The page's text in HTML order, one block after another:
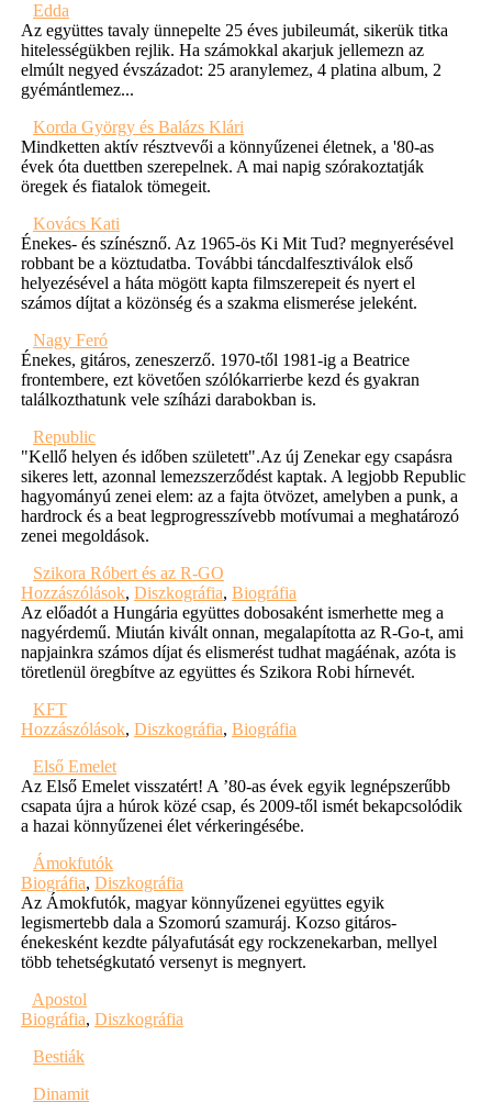
Edda
Az együttes tavaly ünnepelte 25 éves jubileumát, sikerük titka
hitelességükben rejlik. Ha számokkal akarjuk jellemezn az
elmúlt negyed évszázadot: 25 aranylemez, 4 platina album, 2
gyémántlemez...
Korda György és Balázs Klári
Mindketten aktív résztvevői a könnyűzenei életnek, a '80-as
évek óta duettben szerepelnek. A mai napig szórakoztatják
öregek és fiatalok tömegeit.
Kovács Kati
Énekes- és színésznő. Az 1965-ös Ki Mit Tud? megnyerésével
robbant be a köztudatba. További táncdalfesztiválok első
helyezésével a háta mögött kapta filmszerepeit és nyert el
számos díjtat a közönség és a szakma elismerése jeleként.
Nagy Feró
Énekes, gitáros, zeneszerző. 1970-től 1981-ig a Beatrice
frontembere, ezt követően szólókarrierbe kezd és gyakran
találkozthatunk vele szíházi darabokban is.
Republic
"Kellő helyen és időben született".Az új Zenekar egy csapásra
sikeres lett, azonnal lemezszerződést kaptak. A legjobb Republic
hagyományú zenei elem: az a fajta ötvözet, amelyben a punk, a
hardrock és a beat legprogresszívebb motívumai a meghatározó
zenei megoldások.
Szikora Róbert és az R-GO
Hozzászólások, Diszkográfia, Biográfia
Az előadót a Hungária együttes dobosaként ismerhette meg a
nagyérdemű. Miután kivált onnan, megalapította az R-Go-t, ami
napjainkra számos díjat és elismerést tudhat magáénak, azóta is
töretlenül öregbítve az együttes és Szikora Robi hírnevét.
KFT
Hozzászólások, Diszkográfia, Biográfia
Első Emelet
Az Első Emelet visszatért! A ’80-as évek egyik legnépszerűbb
csapata újra a húrok közé csap, és 2009-től ismét bekapcsolódik
a hazai könnyűzenei élet vérkeringésébe.
Ámokfutók
Biográfia, Diszkográfia
Az Ámokfutók, magyar könnyűzenei együttes egyik
legismertebb dala a Szomorú szamuráj. Kozso gitáros-
énekesként kezdte pályafutását egy rockzenekarban, mellyel
több tehetségkutató versenyt is megnyert.
Apostol
Biográfia, Diszkográfia
Bestiák
Dinamit